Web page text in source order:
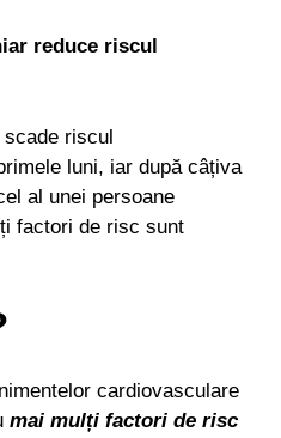
reduce riscul
scade riscul
luni, iar după câțiva
al unei persoane
factori de risc sunt
cardiovasculare
mai mulți factori de risc